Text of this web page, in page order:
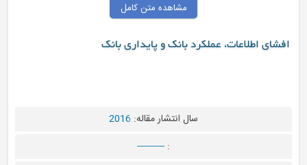
مشاهده متن کامل
عملکرد بانک و پایداری بانک
سال انتشار مقاله:2016